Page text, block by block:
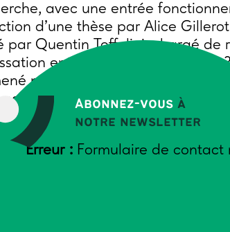
Abonnez-vous à
notre newsletter
Erreur : Formulaire de contact
avec une entrée
d’une thèse par Alice
Quentin Toffolini, chargé de
entre animateurs courant
par Maïté de Sainte Agathe,
Quentin Toffolini.
MENÉES PAR
et d’AgroParisTech (UMR